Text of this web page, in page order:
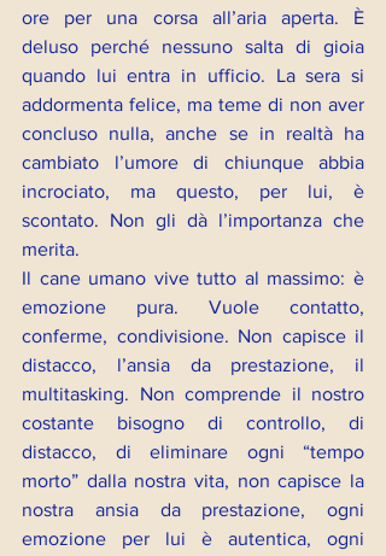
ore per una corsa all’aria aperta. È
deluso perché nessuno salta di gioia
quando lui entra in ufficio. La sera si
addormenta felice, ma teme di non aver
concluso nulla, anche se in realtà ha
cambiato l’umore di chiunque abbia
incrociato, ma questo, per lui, è
scontato. Non gli dà l’importanza che
merita.
Il cane umano vive tutto al massimo: è
emozione pura. Vuole contatto,
conferme, condivisione. Non capisce il
distacco, l’ansia da prestazione, il
multitasking. Non comprende il nostro
costante bisogno di controllo, di
distacco, di eliminare ogni “tempo
morto” dalla nostra vita, non capisce la
nostra ansia da prestazione, ogni
emozione per lui è autentica, ogni